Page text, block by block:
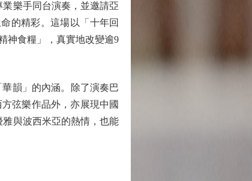
樂手同台演奏，並邀請亞
的精彩。這場以「十年回
神食糧」，真實地改變逾9
韻」的內涵。除了演奏巴
弦樂作品外，亦展現中國
與波西米亞的熱情，也能